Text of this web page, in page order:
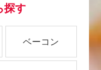
探す
ベーコン